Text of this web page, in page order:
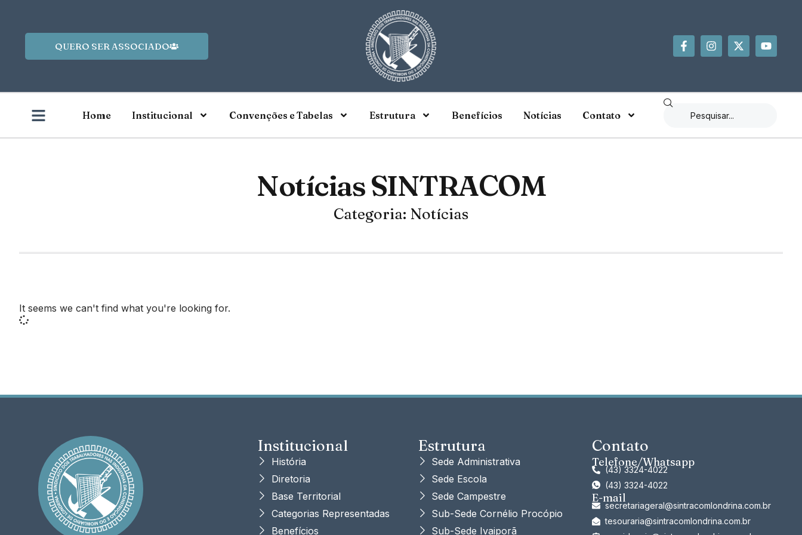
QUERO SER ASSOCIADO
Home Institucional Convenções e Tabelas Estrutura Benefícios Notícias Contato
Notícias SINTRACOM
Categoria: Notícias
It seems we can't find what you're looking for.
Institucional
História
Diretoria
Base Territorial
Categorias Representadas
Benefícios
Estrutura
Sede Administrativa
Sede Escola
Sede Campestre
Sub-Sede Cornélio Procópio
Sub-Sede Ivaiporã
Contato
Telefone/Whatsapp
(43) 3324-4022
(43) 3324-4022
E-mail
secretariageral@sintracomlondrina.com.br
tesouraria@sintracomlondrina.com.br